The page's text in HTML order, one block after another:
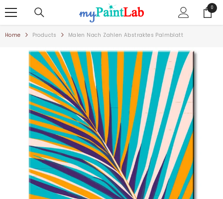
00
Artikel
Home Products Malen Nach Zahlen Abstraktes Palmblatt